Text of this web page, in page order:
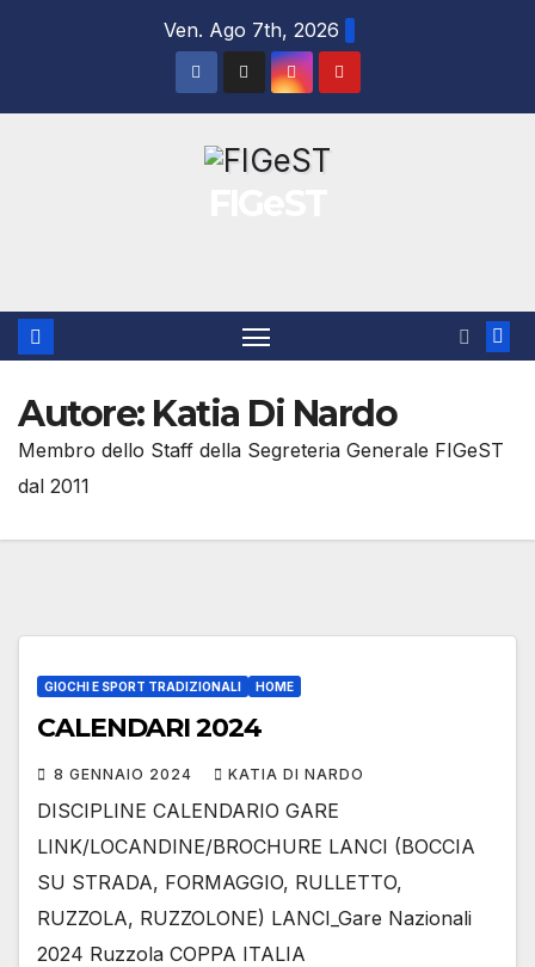
Ven. Ago 7th, 2026
Autore: Katia Di Nardo
Membro dello Staff della Segreteria Generale FIGeST
dal 2011
GIOCHI E SPORT TRADIZIONALI HOME
CALENDARI 2024
8 GENNAIO 2024 KATIA DI NARDO
DISCIPLINE CALENDARIO GARE
LINK/LOCANDINE/BROCHURE LANCI (BOCCIA
SU STRADA, FORMAGGIO, RULLETTO,
RUZZOLA, RUZZOLONE) LANCI_Gare Nazionali
2024 Ruzzola COPPA ITALIA